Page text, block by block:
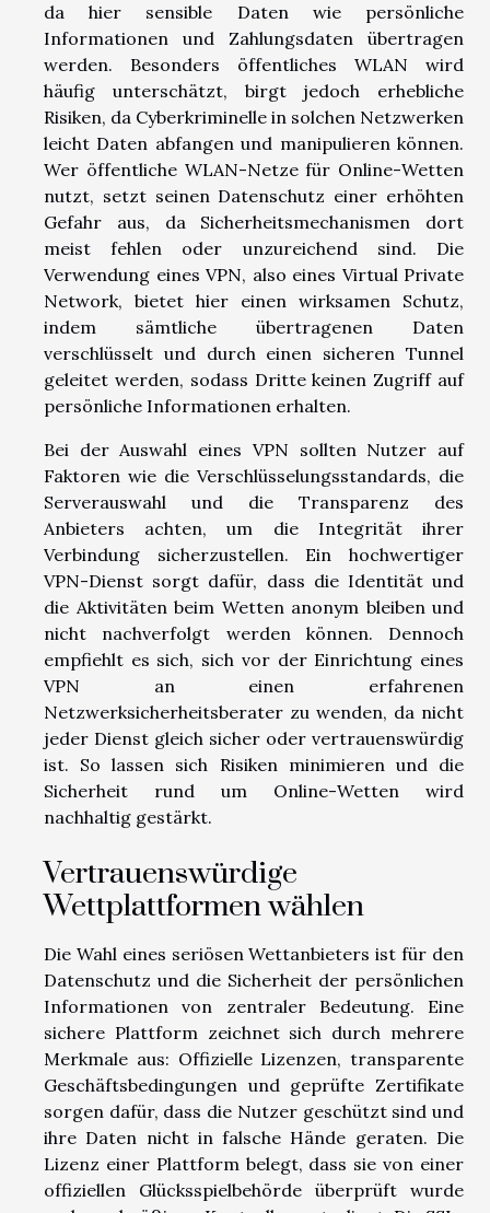
da hier sensible Daten wie persönliche
Informationen und Zahlungsdaten übertragen
werden. Besonders öffentliches WLAN wird
häufig unterschätzt, birgt jedoch erhebliche
Risiken, da Cyberkriminelle in solchen Netzwerken
leicht Daten abfangen und manipulieren können.
Wer öffentliche WLAN-Netze für Online-Wetten
nutzt, setzt seinen Datenschutz einer erhöhten
Gefahr aus, da Sicherheitsmechanismen dort
meist fehlen oder unzureichend sind. Die
Verwendung eines VPN, also eines Virtual Private
Network, bietet hier einen wirksamen Schutz,
indem sämtliche übertragenen Daten
verschlüsselt und durch einen sicheren Tunnel
geleitet werden, sodass Dritte keinen Zugriff auf
persönliche Informationen erhalten.
Bei der Auswahl eines VPN sollten Nutzer auf
Faktoren wie die Verschlüsselungsstandards, die
Serverauswahl und die Transparenz des
Anbieters achten, um die Integrität ihrer
Verbindung sicherzustellen. Ein hochwertiger
VPN-Dienst sorgt dafür, dass die Identität und
die Aktivitäten beim Wetten anonym bleiben und
nicht nachverfolgt werden können. Dennoch
empfiehlt es sich, sich vor der Einrichtung eines
VPN an einen erfahrenen
Netzwerksicherheitsberater zu wenden, da nicht
jeder Dienst gleich sicher oder vertrauenswürdig
ist. So lassen sich Risiken minimieren und die
Sicherheit rund um Online-Wetten wird
nachhaltig gestärkt.
Vertrauenswürdige
Wettplattformen wählen
Die Wahl eines seriösen Wettanbieters ist für den
Datenschutz und die Sicherheit der persönlichen
Informationen von zentraler Bedeutung. Eine
sichere Plattform zeichnet sich durch mehrere
Merkmale aus: Offizielle Lizenzen, transparente
Geschäftsbedingungen und geprüfte Zertifikate
sorgen dafür, dass die Nutzer geschützt sind und
ihre Daten nicht in falsche Hände geraten. Die
Lizenz einer Plattform belegt, dass sie von einer
offiziellen Glücksspielbehörde überprüft wurde